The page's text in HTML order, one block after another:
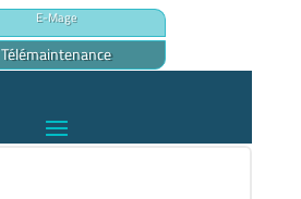
E-Mage
Télémaintenance